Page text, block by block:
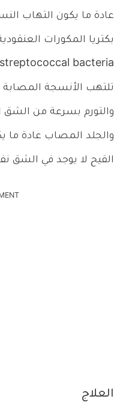
عادة ما يكون التهاب
بكتريا المكورات
تلتهب الأنسجة المصابة
والتورم بسرعة من الشق
والجلد المصاب عادة ما
القيح لا يوجد في الشق
العلاج